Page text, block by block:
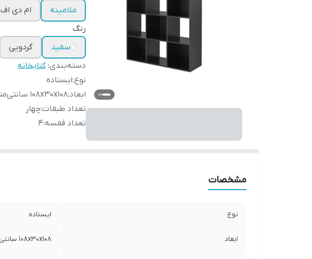
ملامینه
ام دی اف
رنگ
سفید
گردویی
دسته‌بندی:کتابخانه
نوع:ایستاده
ابعاد:108x30x108 سانتی‌متر
تعداد طبقات:چهار
تعداد قفسه:
4
مشخصات
نوع ایستاده
ابعاد 108x30x108 سانتی‌متر